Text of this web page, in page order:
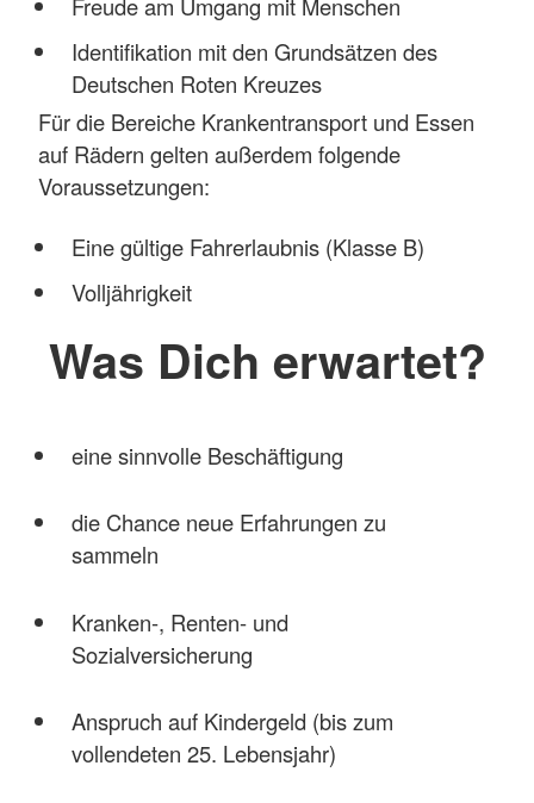
Identifikation mit den Grundsätzen des
Deutschen Roten Kreuzes
Für die Bereiche Krankentransport und Essen
auf Rädern gelten außerdem folgende
Voraussetzungen:
Eine gültige Fahrerlaubnis (Klasse B)
Volljährigkeit
Was Dich erwartet?
eine sinnvolle Beschäftigung
die Chance neue Erfahrungen zu
sammeln
Kranken-, Renten- und
Sozialversicherung
Anspruch auf Kindergeld (bis zum
vollendeten 25. Lebensjahr)